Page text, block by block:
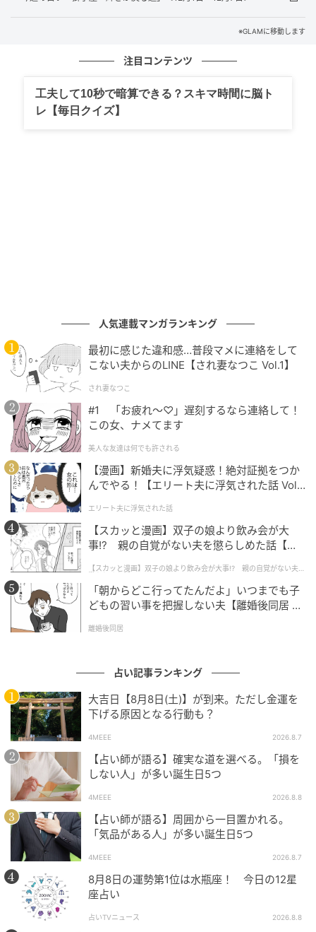
デキるオーラを出しながらもやわらかい雰囲気に。
AMI先生からの 一言アドバイス
西洋占星術師
100名以上のホロスコープ鑑定実績を持ち、個人鑑定
のほか、Webメディアでの占い記事執筆や通信講座の
監修など幅広く活動中。大人女性の心の揺れや人生の
節目に寄り添い、共感できる視点で「前向きな一歩」
を後押しする星読みを得意とする。
次の記事
今週の占い・山羊座「“思わぬ気づき”を得る
ためには、アンテナを広く張ること」＜5月18
日～5月24日＞
の記事をもっとみる
※GLAMに移動します
注目コンテンツ
工夫して10秒で暗算できる？スキマ時間に脳ト
レ【毎日クイズ】
人気連載マンガランキング
最初に感じた違和感…普段マメに連絡をして
こない夫からのLINE【され妻なつこ Vol.1】
され妻なつこ
#1 「お疲れ〜♡」遅刻するなら連絡して！
この女、ナメてます
美人な友達は何でも許される
【漫画】新婚夫に浮気疑惑！絶対証拠をつか
んでやる！【エリート夫に浮気された話 Vol.
エリート夫に浮気された話
【スカッと漫画】双子の娘より飲み会が大
事!? 親の自覚がない夫を懲らしめた話【第1
【スカッと漫画】双子の娘より飲み会が大事!? 親の自覚がない夫を
懲らしめた話
「朝からどこ行ってたんだよ」いつまでも子
どもの習い事を把握しない夫【離婚後同居 Vo
離婚後同居
占い記事ランキング
大吉日【8月8日(土)】が到来。ただし金運を
下げる原因となる行動も？
4MEEE 2026.8.7
【占い師が語る】確実な道を選べる。「損を
しない人」が多い誕生日5つ
4MEEE 2026.8.8
【占い師が語る】周囲から一目置かれる。
「気品がある人」が多い誕生日5つ
4MEEE 2026.8.7
8月8日の運勢第1位は水瓶座！ 今日の12星
座占い
占いTVニュース 2026.8.8